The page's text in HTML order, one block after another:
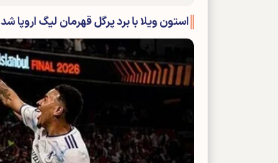
استون ویلا با برد پرگل قهرمان لیگ اروپا شد